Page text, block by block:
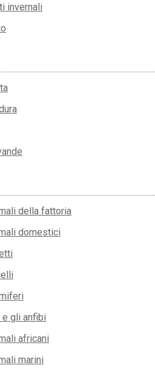
invernali
della fattoria
domestici
gli anfibi
africani
marini